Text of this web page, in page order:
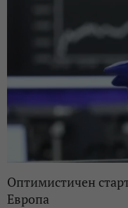
Оптимистичен
Европа